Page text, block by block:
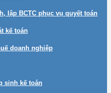
lập BCTC phục vụ quyết toán
kế toán
doanh nghiệp
sinh kế toán